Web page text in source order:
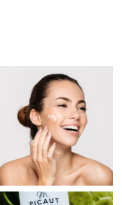
Behandlingserbjudande
februari-mars!
Vi...
0